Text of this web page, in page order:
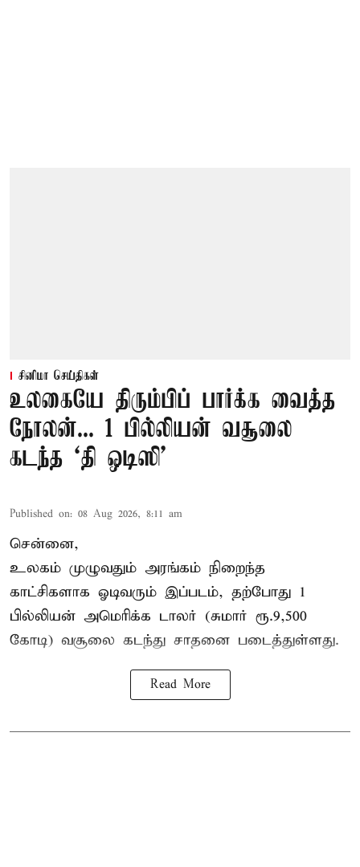
சினிமா செய்திகள்
உலகையே திரும்பிப் பார்க்க வைத்த
நோலன்... 1 பில்லியன் வசூலை
கடந்த ‘தி ஒடிஸி’
Published on: 08 Aug 2026, 8:11 am
சென்னை,
உலகம் முழுவதும் அரங்கம் நிறைந்த
காட்சிகளாக ஓடிவரும் இப்படம், தற்போது 1
பில்லியன் அமெரிக்க டாலர் (சுமார் ரூ.9,500
கோடி) வசூலை கடந்து சாதனை படைத்துள்ளது.
Read More